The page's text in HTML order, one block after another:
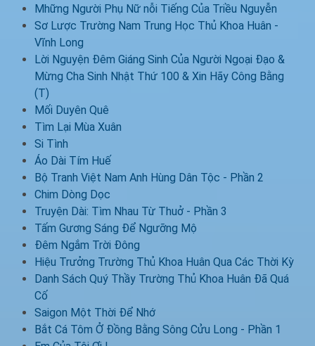
Mhững Người Phụ Nữ nỗi Tiếng Của Triều Nguyễn
Sơ Lược Trường Nam Trung Học Thủ Khoa Huân -
Vĩnh Long
Lời Nguyện Đêm Giáng Sinh Của Người Ngoại Đạo &
Mừng Cha Sinh Nhật Thứ 100 & Xin Hãy Công Bằng
(T)
Mối Duyên Quê
Tìm Lại Mùa Xuân
Si Tình
Áo Dài Tím Huế
Bộ Tranh Việt Nam Anh Hùng Dân Tộc - Phần 2
Chim Dòng Dọc
Truyện Dài: Tìm Nhau Từ Thuở - Phần 3
Tấm Gương Sáng Để Ngưỡng Mộ
Đêm Ngắm Trời Đông
Hiệu Trưởng Trường Thủ Khoa Huân Qua Các Thời Kỳ
Danh Sách Quý Thầy Trường Thủ Khoa Huân Đã Quá
Cố
Saigon Một Thời Để Nhớ
Bắt Cá Tôm Ở Đồng Bằng Sông Cửu Long - Phần 1